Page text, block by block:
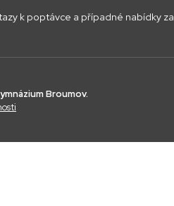
k poptávce a případné nabídky
Broumov.